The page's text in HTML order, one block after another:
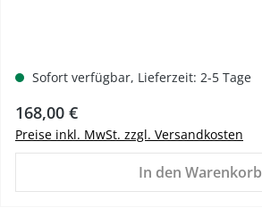
Sofort verfügbar, Lieferzeit: 2-5 Tage
Regulärer Preis:
168,00 €
Preise inkl. MwSt. zzgl. Versandkosten
In den Warenkorb